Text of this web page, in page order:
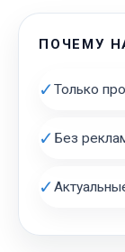
ПОЧЕМУ
✓Только
✓ Без
✓